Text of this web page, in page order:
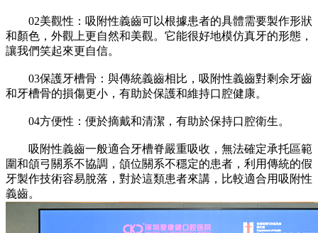
02美觀性：吸附性義齒可以根據患者的具體需要製作形狀
和顏色，外觀上更自然和美觀。它能很好地模仿真牙的形態，
讓我們笑起來更自信。
03保護牙槽骨：與傳統義齒相比，吸附性義齒對剩余牙齒
和牙槽骨的損傷更小，有助於保護和維持口腔健康。
04方便性：便於摘戴和清潔，有助於保持口腔衛生。
吸附性義齒一般適合牙槽脊嚴重吸收，無法確定承托區範
圍和頜弓關系不協調，頜位關系不穩定的患者，利用傳統的假
牙製作技術容易脫落，對於這類患者來講，比較適合用吸附性
義齒。